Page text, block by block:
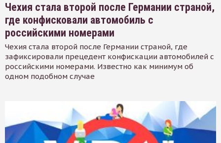
Чехия стала второй после Германии страной,
где конфисковали автомобиль с
российскими номерами
Чехия стала второй после Германии страной, где
зафиксировали прецедент конфискации автомобилей с
российскими номерами. Известно как минимум об
одном подобном случае